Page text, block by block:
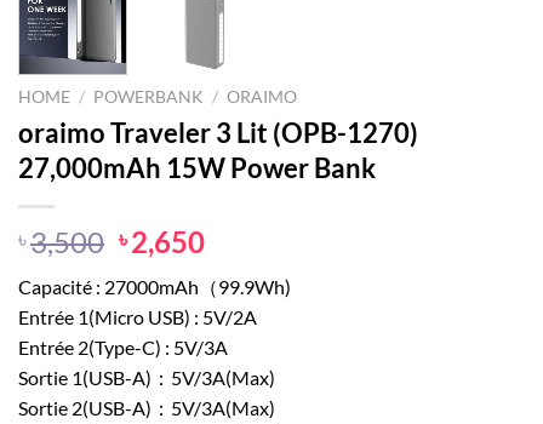
HOME / POWERBANK / ORAIMO
oraimo Traveler 3 Lit (OPB-1270)
27,000mAh 15W Power Bank
৳3,500 Original
price
was:
৳ 3,500.
৳2,650Current
is:
৳ 2,650.
Capacité : 27000mAh（99.9Wh)
Entrée 1(Micro USB) : 5V/2A
Entrée 2(Type-C) : 5V/3A
Sortie 1(USB-A)：5V/3A(Max)
Sortie 2(USB-A)：5V/3A(Max)